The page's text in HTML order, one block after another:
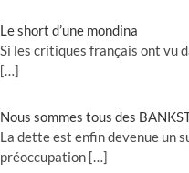
Le short d’une mondina
Si les critiques français ont vu
[…]
Nous sommes tous des
La dette est enfin devenue un
préoccupation […]